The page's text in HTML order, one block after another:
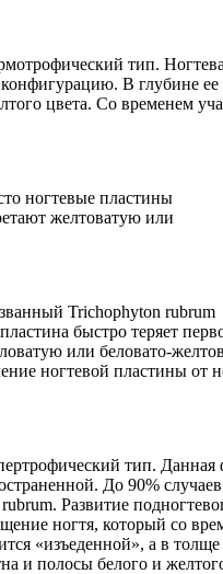
тип.
конфигурацию. В глубине
цвета. Со временем
ногтевые пластины
желтоватую или
Trichophyton rubrum
быстро теряет
или беловато-
ногтевой пластины от
тип. Данная
До 90%
Развитие
ногтя, который со
«изъеденной», а в толще
и полосы белого и